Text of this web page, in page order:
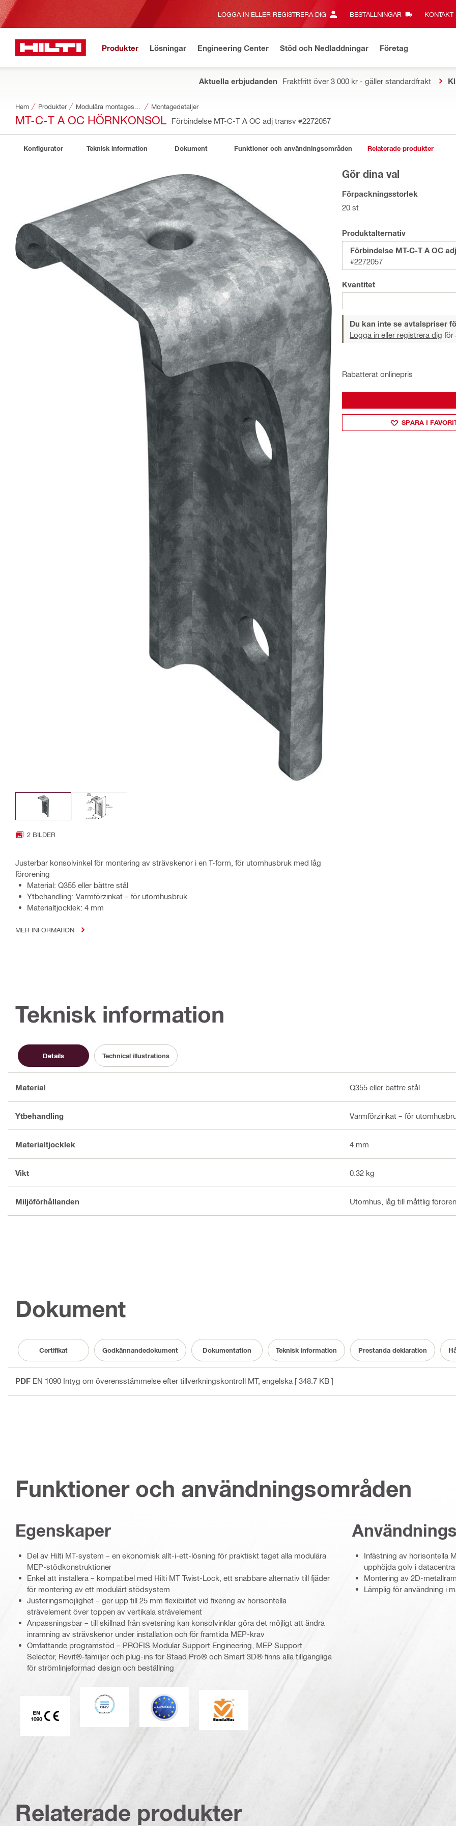
LOGGA IN ELLER REGISTRERA DIG BESTÄLLNINGAR KONTAKT‎
Produkter Lösningar Engineering Center Stöd och Nedladdningar Företag
Aktuella erbjudanden Fraktfritt över 3 000 kr - gäller standardfrakt
Hem Produkter Montagedetaljer
MT-C-T A OC HÖRNKONSOL Förbindelse MT-C-T A OC adj transv #2272057
Konfigurator Teknisk information Dokument Funktioner och användningsområden Relaterade produkter
2 BILDER
Justerbar konsolvinkel för montering av strävskenor i en T-form, för utomhusbruk med låg
förorening
Material: Q355 eller bättre stål
Ytbehandling: Varmförzinkat – för utomhusbruk
Materialtjocklek: 4 mm
MER INFORMATION
Gör dina val
Förpackningsstorlek
20 st
Produktalternativ
Förbindelse MT-C-T A OC
#2272057
Kvantitet
Du kan inte se avtalspriser
Logga in eller registrera dig för
Rabatterat onlinepris
SPARA I
Teknisk information
Details Technical illustrations
Material Q355 eller bättre stål
Ytbehandling Varmförzinkat – för
Materialtjocklek 4 mm
Vikt 0.32 kg
Miljöförhållanden Utomhus, låg till måttlig
Dokument
Certifikat Godkännandedokument Dokumentation Teknisk information Prestanda deklaration
PDF EN 1090 Intyg om överensstämmelse efter tillverkningskontroll MT, engelska [ 348.7 KB ]
Funktioner och användningsområden
Egenskaper
Del av Hilti MT-system – en ekonomisk allt-i-ett-lösning för praktiskt taget alla modulära
MEP-stödkonstruktioner
Enkel att installera – kompatibel med Hilti MT Twist-Lock, ett snabbare alternativ till fjäder
för montering av ett modulärt stödsystem
Justeringsmöjlighet – ger upp till 25 mm flexibilitet vid fixering av horisontella
strävelement över toppen av vertikala strävelement
Anpassningsbar – till skillnad från svetsning kan konsolvinklar göra det möjligt att ändra
inramning av strävskenor under installation och för framtida MEP-krav
Omfattande programstöd – PROFIS Modular Support Engineering, MEP Support
Selector, Revit®-familjer och plug-ins för Staad Pro® och Smart 3D® finns alla tillgängliga
för strömlinjeformad design och beställning
CE EN 1090-märkning
DNV Eurokod SundaHus
Infästning av horisontella
upphöjda golv i datacentra
Montering av 2D-
Lämplig för användning i
Relaterade produkter